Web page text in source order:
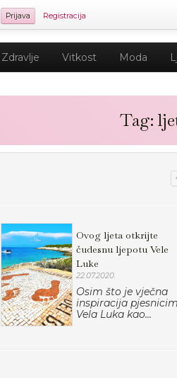
Prijava Registracija
Zdravlje Vitkost Moda
Tag:
Ovog ljeta otkrijte
čudesnu ljepotu Vele
Luke
22.07.2020.
Osim što je vječna
inspiracija
Vela Luka kao...